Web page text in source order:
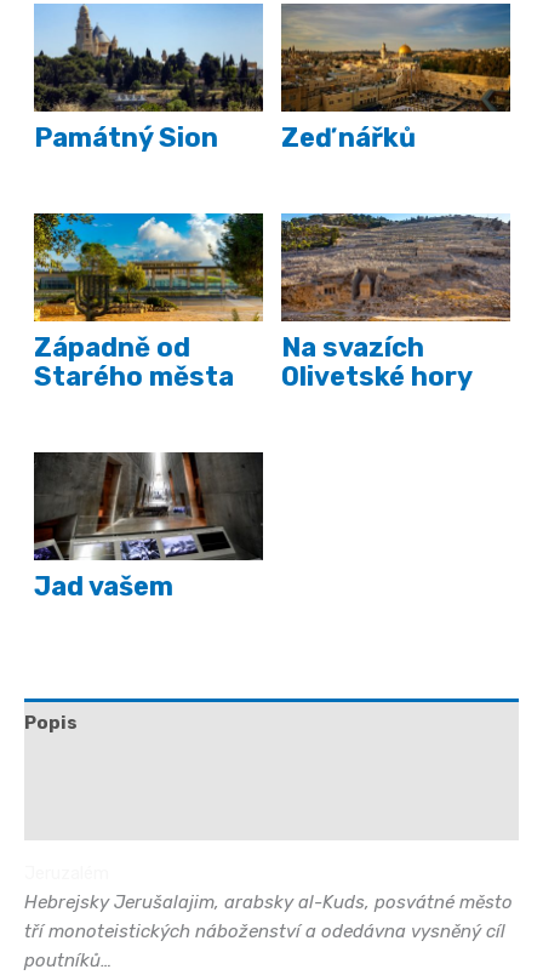
Památný Sion Zeď nářků
Západně od
Starého města
Na svazích
Olivetské hory
Jad vašem
Popis
Hebrejsky Jerušalajim, arabsky al-Kuds, posvátné město
tří monoteistických náboženství a odedávna vysněný cíl
poutníků…